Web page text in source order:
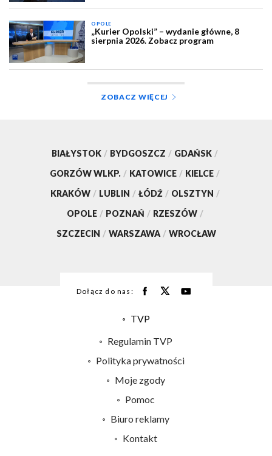
OPOLE
„Kurier Opolski” – wydanie główne, 8
sierpnia 2026. Zobacz program
ZOBACZ WIĘCEJ
BIAŁYSTOK / BYDGOSZCZ / GDAŃSK /
GORZÓW WLKP. / KATOWICE / KIELCE /
KRAKÓW / LUBLIN / ŁÓDŹ / OLSZTYN /
OPOLE / POZNAŃ / RZESZÓW /
SZCZECIN / WARSZAWA / WROCŁAW
Dołącz do nas:
TVP
Centrum informacji TVP
Naziemna Telewizja Cyfrowa
Regulamin TVP
Polityka prywatności
Moje zgody
Pomoc
Biuro reklamy
Kontakt